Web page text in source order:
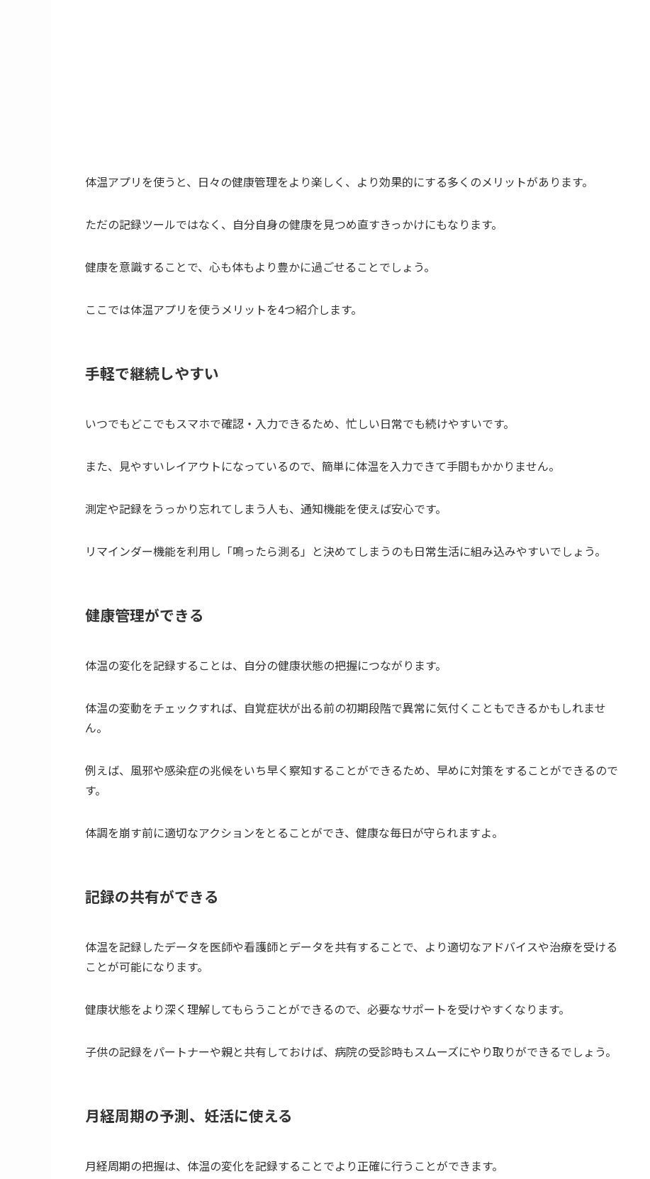
体温アプリを使うと、日々の健康管理をより楽しく、より効果的にする多くのメリットがあります。
ただの記録ツールではなく、自分自身の健康を見つめ直すきっかけにもなります。
健康を意識することで、心も体もより豊かに過ごせることでしょう。
ここでは体温アプリを使うメリットを4つ紹介します。
手軽で継続しやすい
いつでもどこでもスマホで確認・入力できるため、忙しい日常でも続けやすいです。
また、見やすいレイアウトになっているので、簡単に体温を入力できて手間もかかりません。
測定や記録をうっかり忘れてしまう人も、通知機能を使えば安心です。
リマインダー機能を利用し「鳴ったら測る」と決めてしまうのも日常生活に組み込みやすいでしょう。
健康管理ができる
体温の変化を記録することは、自分の健康状態の把握につながります。
体温の変動をチェックすれば、自覚症状が出る前の初期段階で異常に気付くこともできるかもしれませ
ん。
例えば、風邪や感染症の兆候をいち早く察知することができるため、早めに対策をすることができるので
す。
体調を崩す前に適切なアクションをとることができ、健康な毎日が守られますよ。
記録の共有ができる
体温を記録したデータを医師や看護師とデータを共有することで、より適切なアドバイスや治療を受ける
ことが可能になります。
健康状態をより深く理解してもらうことができるので、必要なサポートを受けやすくなります。
子供の記録をパートナーや親と共有しておけば、病院の受診時もスムーズにやり取りができるでしょう。
月経周期の予測、妊活に使える
月経周期の把握は、体温の変化を記録することでより正確に行うことができます。